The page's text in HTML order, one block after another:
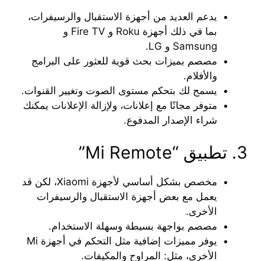
يدعم العديد من أجهزة الاستقبال والرسيفرات،
بما في ذلك أجهزة Roku و Fire TV و
Samsung و LG.
مصصم بميزات بحث قوية للعثور على البرامج
والأفلام.
يسمح لك بتحكم مستوى الصوت وتغيير القنوات.
متوفر مجانًا مع إعلانات، ولإزالة الإعلانات يمكنك
شراء الإصدار المدفوع.
3. تطبيق “Mi Remote”
مخصص بشكل أساسي لأجهزة Xiaomi، لكن قد
يعمل مع بعض أجهزة الاستقبال والرسيفرات
الأخرى.
مصصم بواجهة بسيطة وسهلة الاستخدام.
يوفر مميزات إضافية مثل التحكم في أجهزة Mi
الأخرى، مثل: المراوح والمكيفات.